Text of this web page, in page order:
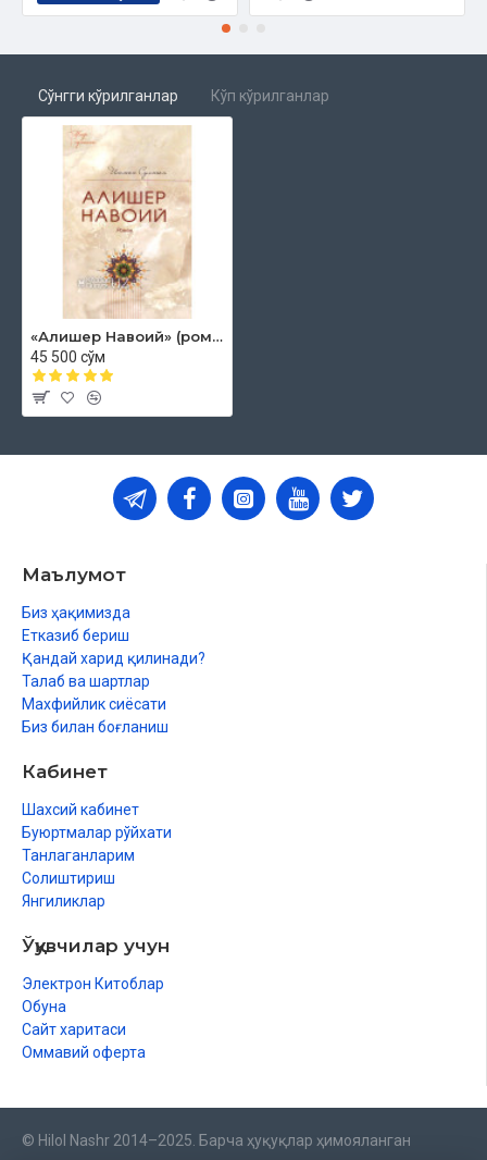
Сўнгги кўрилганлар Кўп кўрилганлар
«Алишер Навоий» (роман)
45 500 сўм
Маълумот
Биз ҳақимизда
Етказиб бериш
Қандай харид қилинади?
Талаб ва шартлар
Махфийлик сиёсати
Биз билан боғланиш
Кабинет
Шахсий кабинет
Буюртмалар рўйхати
Танлаганларим
Солиштириш
Янгиликлар
Ўқувчилар учун
Электрон Китоблар
Обуна
Сайт харитаси
Оммавий оферта
© Hilol Nashr 2014–2025. Барча ҳуқуқлар ҳимояланган